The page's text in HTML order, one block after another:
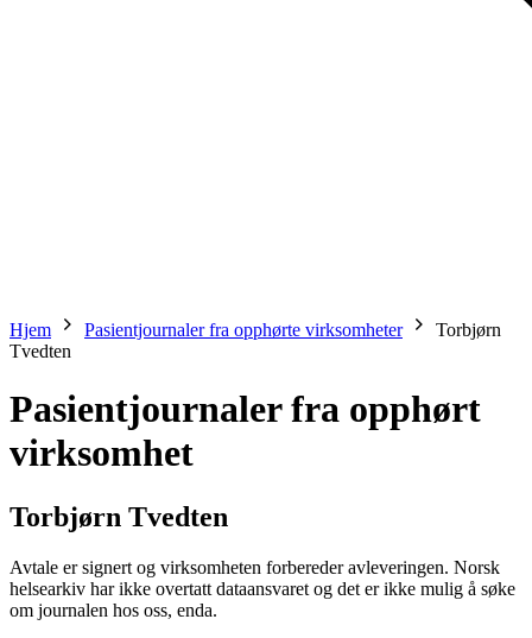
Hjem Pasientjournaler fra opphørte virksomheter
Torbjørn
Tvedten
Pasientjournaler fra opphørt
virksomhet
Torbjørn Tvedten
Avtale er signert og virksomheten forbereder avleveringen. Norsk
helsearkiv har ikke overtatt data­ansvaret og det er ikke mulig å søke
om journalen hos oss, enda.